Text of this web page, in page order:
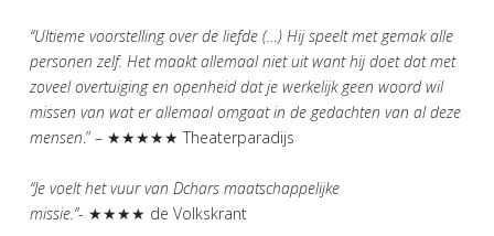
“Ultieme voorstelling over de liefde (…) Hij speelt met gemak alle
personen zelf. Het maakt allemaal niet uit want hij doet dat met
zoveel overtuiging en openheid dat je werkelijk geen woord wil
missen van wat er allemaal omgaat in de gedachten van al deze
mensen.” – ★★★★★ Theaterparadijs
“Je voelt het vuur van Dchars maatschappelijke
missie.”- ★★★★ de Volkskrant